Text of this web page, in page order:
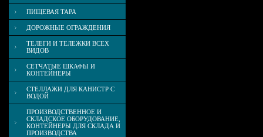
ПИЩЕВАЯ ТАРА
ДОРОЖНЫЕ ОГРАЖДЕНИЯ
ТЕЛЕГИ И ТЕЛЕЖКИ ВСЕХ
ВИДОВ
СЕТЧАТЫЕ ШКАФЫ И
КОНТЕЙНЕРЫ
СТЕЛЛАЖИ ДЛЯ КАНИСТР С
ВОДОЙ
ПРОИЗВОДСТВЕННОЕ И
СКЛАДСКОЕ ОБОРУДОВАНИЕ,
КОНТЕЙНЕРЫ ДЛЯ СКЛАДА И
ПРОИЗВОДСТВА